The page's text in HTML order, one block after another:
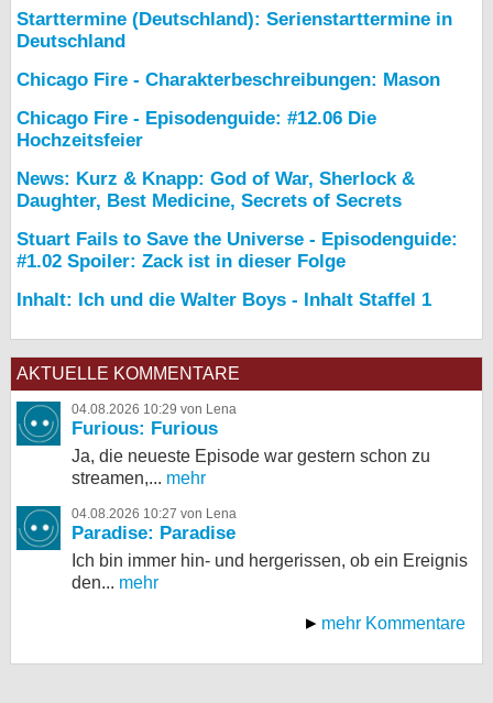
Starttermine (Deutschland): Serienstarttermine in
Deutschland
Chicago Fire - Charakterbeschreibungen: Mason
Chicago Fire - Episodenguide: #12.06 Die
Hochzeitsfeier
News: Kurz & Knapp: God of War, Sherlock &
Daughter, Best Medicine, Secrets of Secrets
Stuart Fails to Save the Universe - Episodenguide:
#1.02 Spoiler: Zack ist in dieser Folge
Inhalt: Ich und die Walter Boys - Inhalt Staffel 1
AKTUELLE KOMMENTARE
04.08.2026 10:29 von Lena
Furious: Furious
Ja, die neueste Episode war gestern schon zu
streamen,... mehr
04.08.2026 10:27 von Lena
Paradise: Paradise
Ich bin immer hin- und hergerissen, ob ein Ereignis
den... mehr
mehr Kommentare